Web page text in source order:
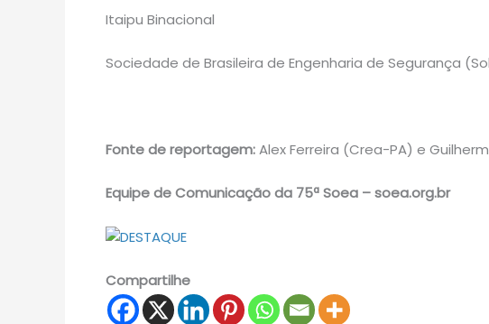
Itaipu Binacional
Sociedade de Brasileira de Engenharia de Segurança
Fonte de reportagem:Alex Ferreira (Crea-PA) e
Equipe de Comunicação da 75ª Soea – soea.org.br
Compartilhe